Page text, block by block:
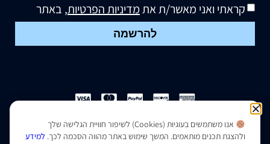
קראתי ואני מאשר/ת אתמדיניות הפרטיות, באתר
להרשמה
הצהרת נגישות|מדיניות פרטיות
אנו משתמשים בעוגיות (Cookies) לשיפור חוויית הגלישה שלך
ולהצגת תכנים מותאמים. המשך שימוש באתר מהווה הסכמה לכך. למידע